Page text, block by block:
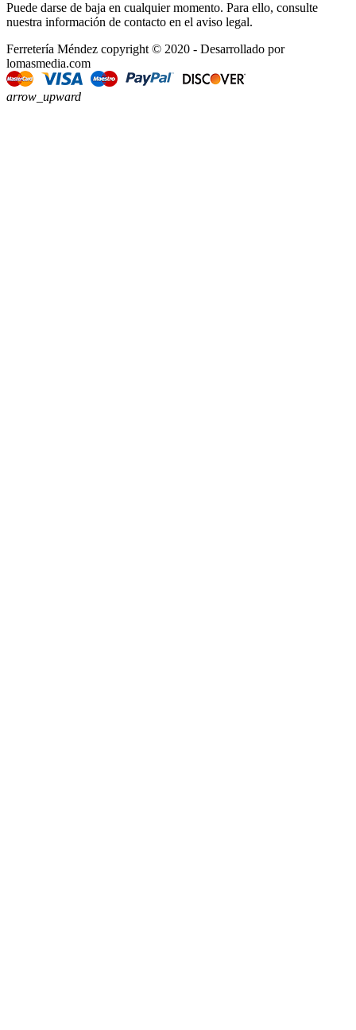
Puede darse de baja en cualquier momento. Para ello, consulte
nuestra información de contacto en el aviso legal.
Ferretería Méndez copyright © 2020 - Desarrollado por
lomasmedia.com
arrow_upward